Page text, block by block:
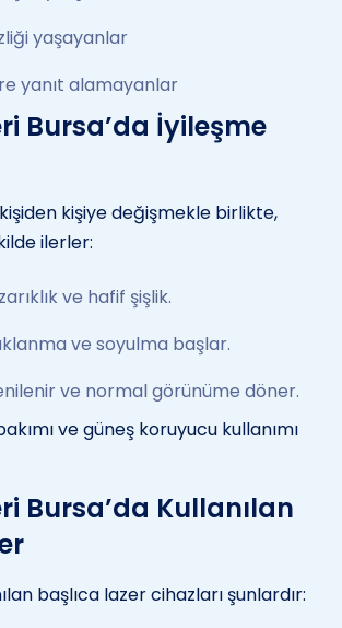
yaşayanlar
yanıt alamayanlar
Bursa’da İyileşme
kişiye değişmekle birlikte,
ilerler:
ve hafif şişlik.
ve soyulma başlar.
ve normal görünüme döner.
ve güneş koruyucu kullanımı
Bursa’da Kullanılan
başlıca lazer cihazları şunlardır: